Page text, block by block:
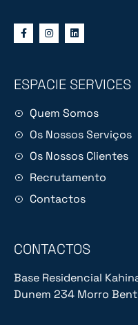
ESPACIE SERVICES
Quem Somos
Os Nossos Serviços
Os Nossos Clientes
Recrutamento
Contactos
CONTACTOS
Base Residencial
Dunem 234 Morro